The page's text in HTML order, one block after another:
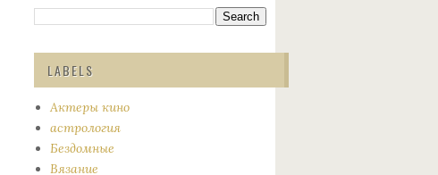
LABELS
Актеры кино
астрология
Бездомные
Вязание